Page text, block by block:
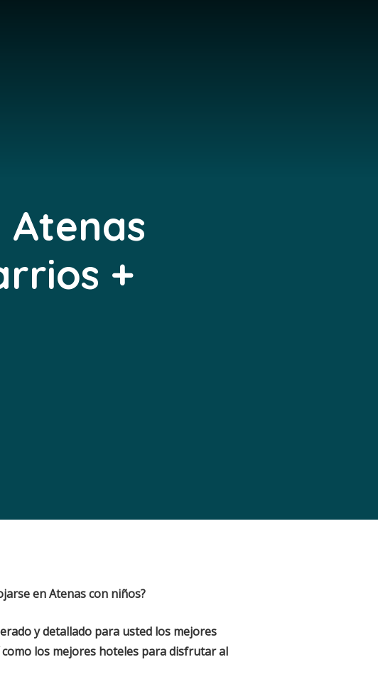
+
enAtenascon niños?
y detallado para usted los mejores
como los mejores hoteles para disfrutar al